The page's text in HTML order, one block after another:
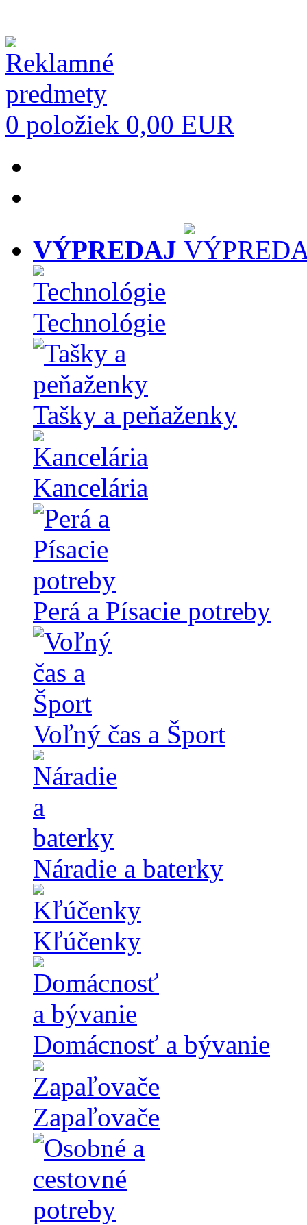
0 položiek 0,00 EUR
VÝPREDAJ
Technológie
Tašky a peňaženky
Kancelária
Perá a Písacie potreby
Voľný čas a Šport
Náradie a baterky
Kľúčenky
Domácnosť a bývanie
Zapaľovače